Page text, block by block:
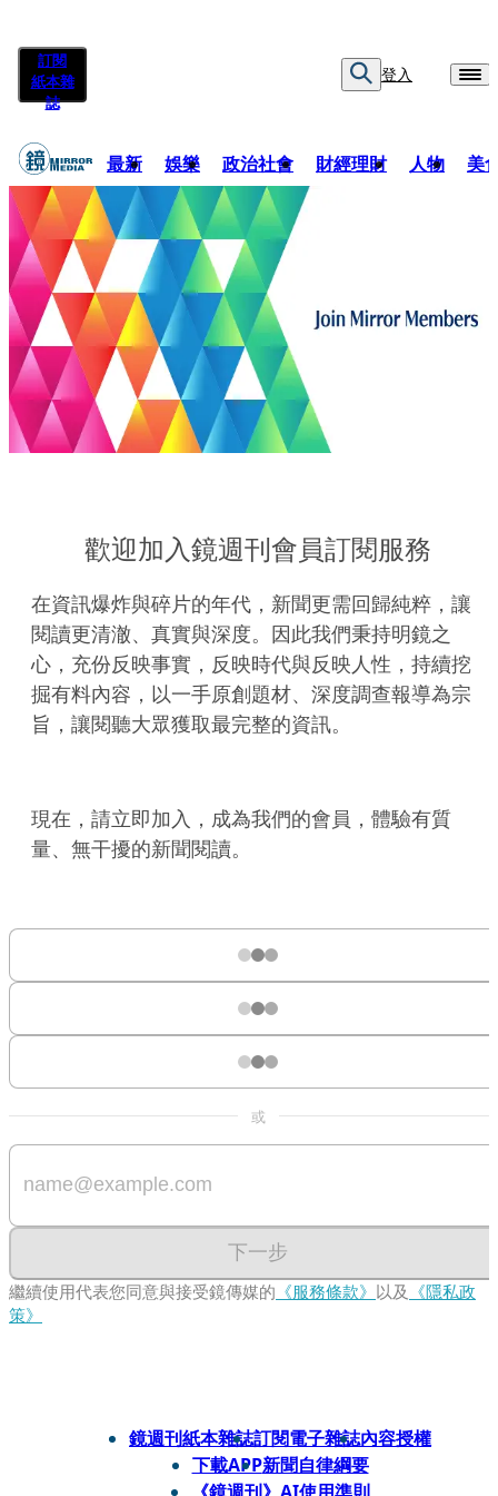
訂閱
紙本雜
誌
登入
最新 娛樂 政治社會 財經理財 人物 美
歡迎加入鏡週刊會員訂閱服務
在資訊爆炸與碎片的年代，新聞更需回歸純粹，讓
閱讀更清澈、真實與深度。因此我們秉持明鏡之
心，充份反映事實，反映時代與反映人性，持續挖
掘有料內容，以一手原創題材、深度調查報導為宗
旨，讓閱聽大眾獲取最完整的資訊。
現在，請立即加入，成為我們的會員，體驗有質
量、無干擾的新聞閱讀。
或
下一步
繼續使用代表您同意與接受鏡傳媒的 《服務條款》 以及 《隱私政
策》
鏡週刊紙本雜誌訂閱電子雜誌內容授權
下載APP新聞自律綱要